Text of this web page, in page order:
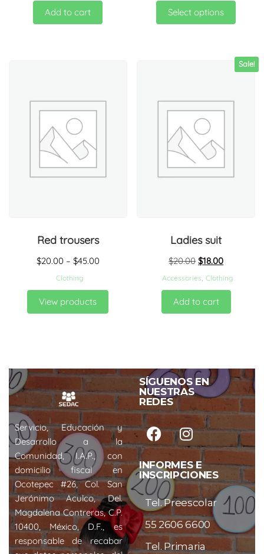
Add to cart Select options
Red trousers
$20.00 – $45.00
Clothing
View products
Sale!
Ladies suit
$20.00 $18.00
Accessories, Clothing
Add to cart
Servicio, Educación y
Desarrollo a la
Comunidad, I.A.P., con
domicilio fiscal en
Ocotepec #26, Col. San
Jerónimo Aculco, Del.
Magdalena Contreras, C.P.
10400, México, D.F., es
responsable de recabar
SÍGUENOS EN
NUESTRAS
REDES
INFORMES E
INSCRIPCIONES
Tel. Preescolar
55 2606 6600
Tel. Primaria